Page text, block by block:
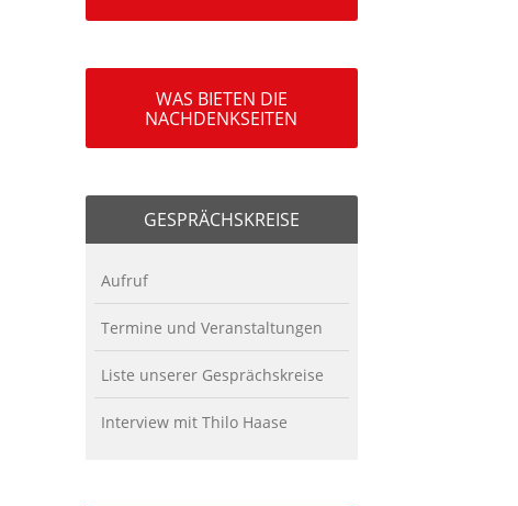
WAS BIETEN DIE
NACHDENKSEITEN
GESPRÄCHSKREISE
Aufruf
Termine und Veranstaltungen
Liste unserer Gesprächskreise
Interview mit Thilo Haase